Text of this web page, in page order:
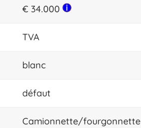
€ 34.000
TVA
blanc
défaut
Camionnette/fourgonnette